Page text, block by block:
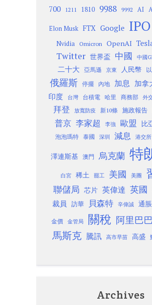
700 1211 1810 9988 9992 AI
Elon Musk FTX Google IPO
Nvidia Omicron OpenAI
Twitter 世界盃 中國 中國
二十大 亞馬遜 京東 人民幣
俄羅斯 停擺 內地 加息 加拿
印度
台灣 台積電 哈里 商務部 外
拜登 放寬防疫 新10條 施政報告
普京 李家超 李強 歐盟 比
泡泡瑪特 泰國 深圳 減息 港交所
澤連斯基 澳門 烏克蘭 特
白宮 稀土 罷工 美國 美團
聯儲局 芯片 英偉達 英國
裁員 訪華 貝森特 辛偉誠 通脹
金價 金管局 關稅 阿里巴巴
馬斯克 騰訊 高市早苗 高盛
Archives